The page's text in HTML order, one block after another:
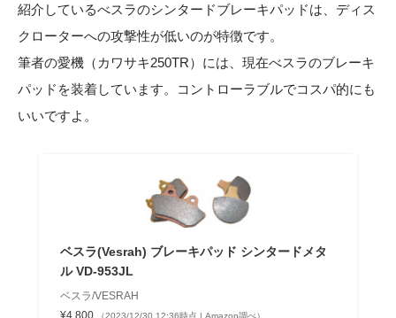
紹介しているべスラのシンタードブレーキパッドは、ディス
クローターへの攻撃性が低いのが特徴です。
筆者の愛機（カワサキ250TR）には、現在べスラのブレーキ
パッドを装着しています。コントローラブルでコスパ的にも
いいですよ。
ベスラ(Vesrah) ブレーキパッド シンタードメタ
ル VD-953JL
ベスラ/VESRAH